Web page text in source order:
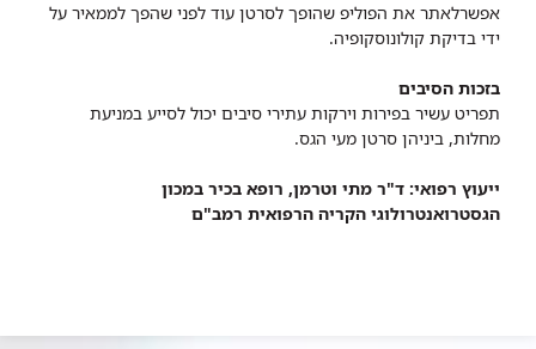
אפשרלאתר את הפוליפ שהופך לסרטן עוד לפני שהפך לממאיר על
ידי בדיקת קולונוסקופיה.
בזכות הסיבים
תפריט עשיר בפירות וירקות עתירי סיבים יכול לסייע במניעת
מחלות, ביניהן סרטן מעי הגס.
ייעוץ רפואי: ד"ר מתי וטרמן, רופא בכיר במכון
הגסטרואנטרולוגי הקריה הרפואית רמב"ם